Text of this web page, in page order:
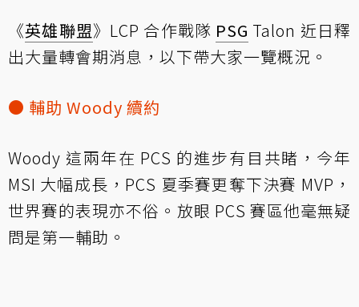
《英雄聯盟》LCP 合作戰隊 PSG Talon 近日釋
出大量轉會期消息，以下帶大家一覽概況。
● 輔助 Woody 續約
Woody 這兩年在 PCS 的進步有目共睹，今年
MSI 大幅成長，PCS 夏季賽更奪下決賽 MVP，
世界賽的表現亦不俗。放眼 PCS 賽區他毫無疑
問是第一輔助。